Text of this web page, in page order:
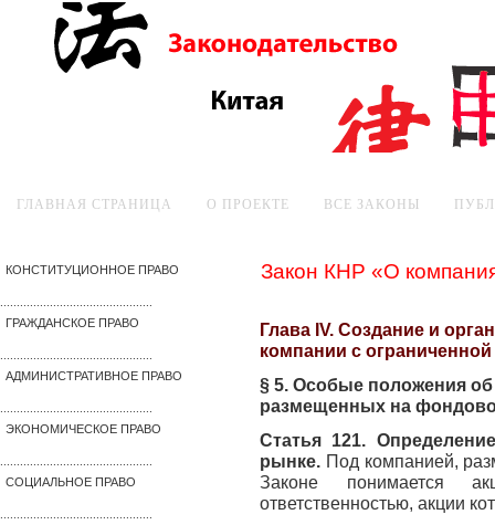
ГЛАВНАЯ СТРАНИЦА О ПРОЕКТЕ ВСЕ ЗАКОНЫ
КОНСТИТУЦИОННОЕ ПРАВО
ГРАЖДАНСКОЕ ПРАВО
АДМИНИСТРАТИВНОЕ ПРАВО
ЭКОНОМИЧЕСКОЕ ПРАВО
СОЦИАЛЬНОЕ ПРАВО
Закон КНР «О
Глава IV. Создание и
компании с
§ 5. Особые положения об
размещенных на
Статья 121.
рынке. Под компанией,
Законе понимается
ответственностью, акции